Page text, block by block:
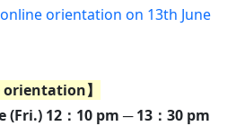
orientation on 13th June
】
(Fri.) 12：10 pm ─ 13：30 pm